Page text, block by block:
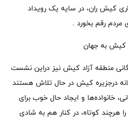
کیش ران، در سایه یک رویداد
رقم بخورد .
کیش به جهان
منطقه آزاد کیش نیز دراین نشست
درجزیره کیش در حال تلاش هستند
خانواده‌ها و ایجاد حال خوب برای
هرچند کوتاه، در کنار هم به شادی